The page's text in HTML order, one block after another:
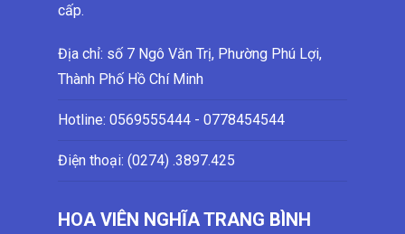
cấp.
Địa chỉ: số 7 Ngô Văn Trị, Phường Phú Lợi,
Thành Phố Hồ Chí Minh
Hotline: 0569555444 - 0778454544
Điện thoại: (0274) .3897.425
HOA VIÊN NGHĨA TRANG BÌNH